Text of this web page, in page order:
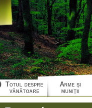
Totul despre
vânătoare
Arme şi
muniţii